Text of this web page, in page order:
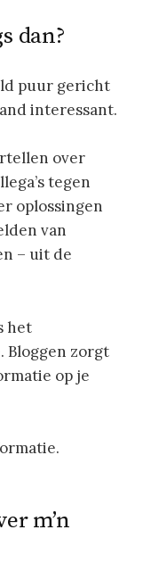
dan?
puur gericht
interessant.
over
tegen
oplossingen
van
– uit de
het
Bloggen zorgt
op je
m’n